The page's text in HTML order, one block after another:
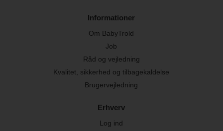
Informationer
Om BabyTrold
Job
Råd og vejledning
Kvalitet, sikkerhed og tilbagekaldelse
Brugervejledning
Erhverv
Log ind